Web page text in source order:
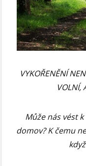
VYKOŘENĚNÍ
VOLNÍ,
Může nás vést
domov? K čemu